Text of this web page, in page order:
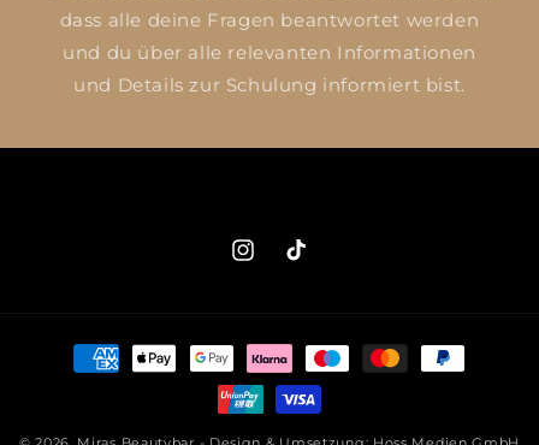
dass alle deine Fragen beantwortet werden
und du über alle relevanten Informationen
und Details zur Schulung informiert bist.
Instagram
TikTok
Zahlungsmethoden